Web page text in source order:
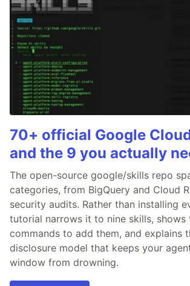
70+ official Google
and the 9 you actually
The open-source google/skills repo
categories, from BigQuery and Cloud
security audits. Rather than installing
tutorial narrows it to nine skills, shows
commands to add them, and explains
disclosure model that keeps your
window from drowning.